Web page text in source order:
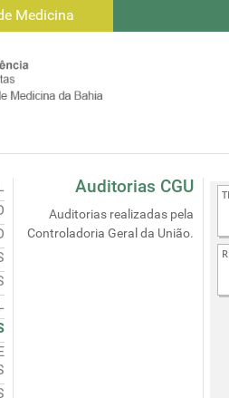
Medicina
Auditorias CGU
Auditorias realizadas pela
Controladoria Geral da União.